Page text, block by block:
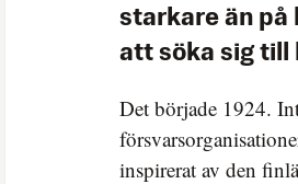
starkare än på
att söka sig till
Det började 1924.
inspirerat av den